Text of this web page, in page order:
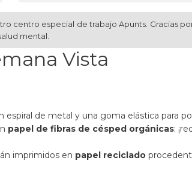
centro especial de trabajo Apunts. Gracias
mental.
Vista
espiral de metal y una goma elástica para
papel de fibras de césped orgánicas:
imprimidos en papel reciclado